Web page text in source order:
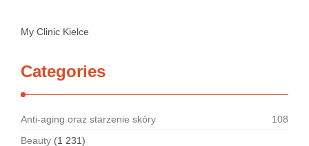
My Clinic Kielce
Categories
Anti-aging oraz starzenie skóry
108
Beauty (1 231)